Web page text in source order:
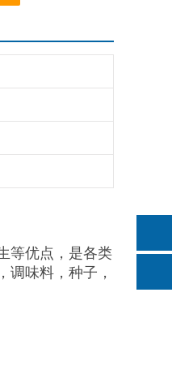
等优点，是各类
味料，种子，